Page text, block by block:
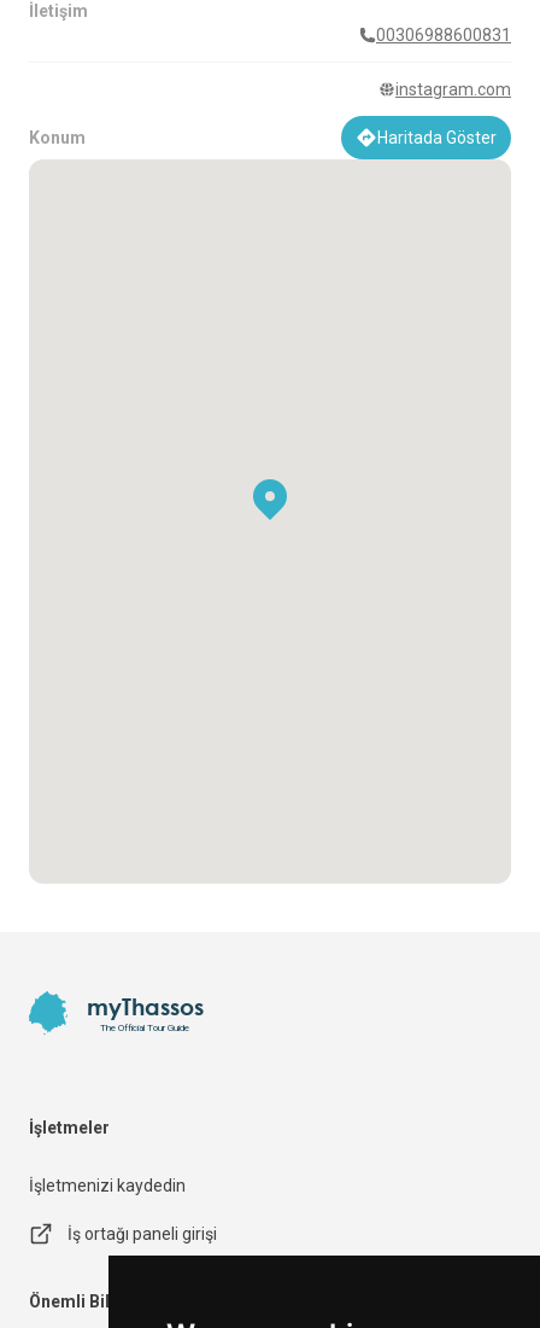
İletişim
00306988600831
instagram.com
Konum Haritada Göster
myThassos
The Official Tour Guide
İşletmeler
İşletmenizi kaydedin
İş ortağı paneli girişi
Önemli Bilgiler